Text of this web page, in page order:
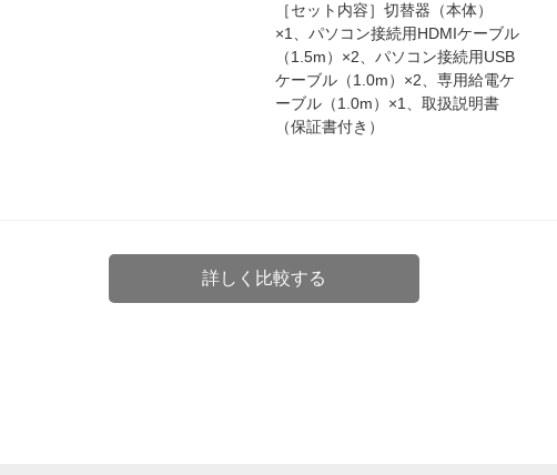
［セット内容］切替器（本体）
×1、パソコン接続用HDMIケーブル
（1.5m）×2、パソコン接続用USB
ケーブル（1.0m）×2、専用給電ケ
ーブル（1.0m）×1、取扱説明書
（保証書付き）
詳しく比較する